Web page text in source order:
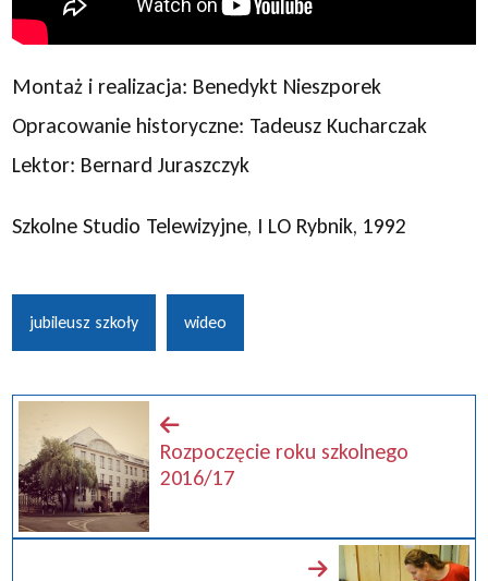
Montaż i realizacja: Benedykt Nieszporek
Opracowanie historyczne: Tadeusz Kucharczak
Lektor: Bernard Juraszczyk
Szkolne Studio Telewizyjne, I LO Rybnik, 1992
jubileusz szkoły wideo
Rozpoczęcie roku szkolnego
2016/17